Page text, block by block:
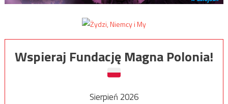
Wspieraj Fundację Magna Polonia!
Sierpień 2026